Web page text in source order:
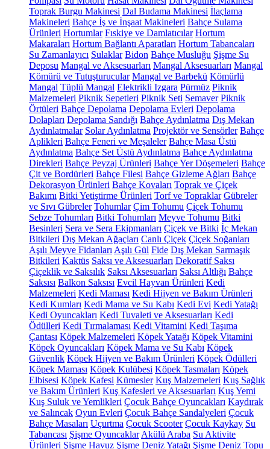
Toprak Burgu Makinesi Dal Budama Makinesi İlaçlama
Makineleri Bahçe İş ve İnşaat Makineleri Bahçe Sulama
Ürünleri Hortumlar Fıskiye ve Damlatıcılar Hortum
Makaraları Hortum Bağlantı Aparatları Hortum Tabancaları
Su Zamanlayıcı Sulaklar Bidon Bahçe Musluğu Şişme Su
Deposu Mangal ve Aksesuarları Mangal Aksesuarları Mangal
Kömürü ve Tutuşturucular Mangal ve Barbekü Kömürlü
Mangal Tüplü Mangal Elektrikli Izgara Pürmüz Piknik
Malzemeleri Piknik Sepetleri Piknik Seti Semaver Piknik
Örtüleri Bahçe Depolama Depolama Evleri Depolama
Dolapları Depolama Sandığı Bahçe Aydınlatma Dış Mekan
Aydınlatmalar Solar Aydınlatma Projektör ve Sensörler Bahçe
Aplikleri Bahçe Feneri ve Meşaleler Bahçe Masa Üstü
Aydınlatma Bahçe Set Üstü Aydınlatma Bahçe Aydınlatma
Direkleri Bahçe Peyzaj Ürünleri Bahçe Yer Döşemeleri Bahçe
Çit ve Bordürleri Bahçe Filesi Bahçe Gizleme Ağları Bahçe
Dekorasyon Ürünleri Bahçe Kovaları Toprak ve Çiçek
Bakımı Bitki Yetiştirme Ürünleri Torf ve Topraklar Gübreler
ve Sıvı Gübreler Tohumlar Çim Tohumu Çiçek Tohumu
Sebze Tohumları Bitki Tohumları Meyve Tohumu Bitki
Besinleri Sera ve Sera Ekipmanları Çiçek ve Bitki İç Mekan
Bitkileri Dış Mekan Ağaçları Canlı Çiçek Çiçek Soğanları
Aşılı Meyve Fidanları Aşılı Gül Fide Dış Mekan Sarmaşık
Bitkileri Kaktüs Saksı ve Aksesuarları Dekoratif Saksı
Çiçeklik ve Saksılık Saksı Aksesuarları Saksı Altlığı Bahçe
Saksısı Balkon Saksısı Evcil Hayvan Ürünleri Kedi
Malzemeleri Kedi Maması Kedi Hijyen ve Bakım Ürünleri
Kedi Kumları Kedi Mama ve Su Kabı Kedi Evi Kedi Yatağı
Kedi Oyuncakları Kedi Tuvaleti ve Aksesuarları Kedi
Ödülleri Kedi Tırmalaması Kedi Vitamini Kedi Taşıma
Çantası Köpek Malzemeleri Köpek Yatağı Köpek Vitamini
Köpek Oyuncakları Köpek Mama ve Su Kabı Köpek
Güvenlik Köpek Hijyen ve Bakım Ürünleri Köpek Ödülleri
Köpek Maması Köpek Kulübesi Köpek Tasmaları Köpek
Elbisesi Köpek Kafesi Kümesler Kuş Malzemeleri Kuş Sağlık
ve Bakım Ürünleri Kuş Kafesleri ve Aksesuarları Kuş Yemi
Kuş Suluk ve Yemlikleri Çocuk Bahçe Oyuncakları Kaydırak
ve Salıncak Oyun Evleri Çocuk Bahçe Sandalyeleri Çocuk
Bahçe Masaları Uçurtma Çocuk Scooter Çocuk Kaykay Su
Tabancası Şişme Oyuncaklar Akülü Araba Su Aktivite
Ürünleri Şişme Havuz Şişme Deniz Yatağı Şişme Deniz Topu